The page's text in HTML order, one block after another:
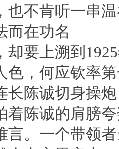
也不肯听一串
而在功名
却要上溯到
色，何应钦率
长陈诚切身操
着陈诚的肩膀
言。一个带领